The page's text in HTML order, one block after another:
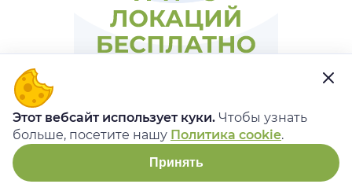
Этот вебсайт использует куки. Чтобы узнать
больше, посетите нашу Политика cookie.
Принять